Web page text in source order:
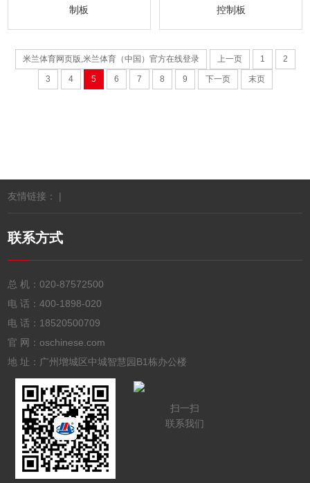
制板 控制板
米兰体育网页版,米兰体育（中国）官方在线登录 上一页 1 2
3 4 5 6 7 8 9 下一页 末页
友情链接： |
联系方式
总 机：020-87572500
电 话：400-1898-020
电 话： 18520500709
官 网：oschinese.com
地 址：广州增城区中城智慧园B1栋办公楼
扫一扫
联系我们